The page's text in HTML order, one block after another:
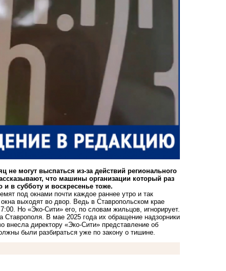
могут выспаться из-за действий регионального
что машины организации который раз
в субботу и воскресенье тоже.
под окнами почти каждое раннее утро и так
выходят во двор. Ведь в Ставропольском крае
Но «Эко-Сити» его, по словам жильцов, игнорирует.
В мае 2025 года их обращение надзорники
директору «Эко-Сити» представление об
были разбираться уже по закону о тишине.